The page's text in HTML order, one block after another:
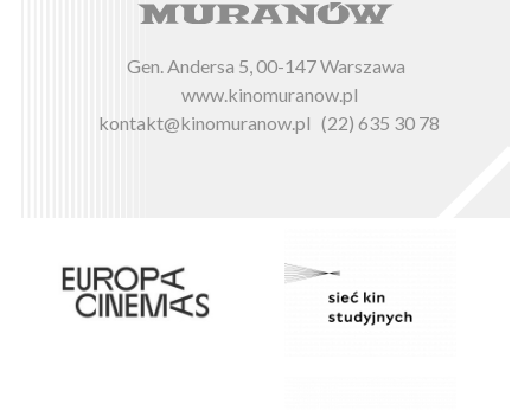
Gen. Andersa 5, 00-147 Warszawa
www.kinomuranow.pl
kontakt@kinomuranow.pl (22) 635 30 78